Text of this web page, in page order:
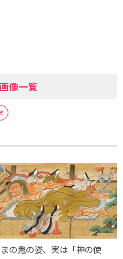
像一覧
の鬼の姿、実は「神の使